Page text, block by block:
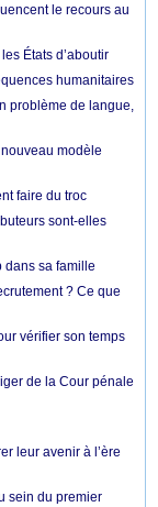
le recours au
États d’aboutir
humanitaires
problème de langue,
modèle
faire du troc
sont-elles
dans sa famille
? Ce que
vérifier son temps
de la Cour pénale
leur avenir à l’ère
sein du premier